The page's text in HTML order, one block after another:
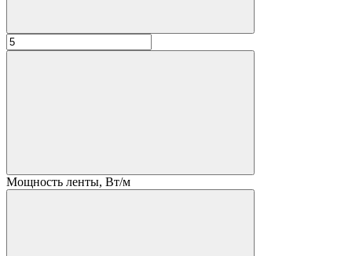
Мощность ленты, Вт/м